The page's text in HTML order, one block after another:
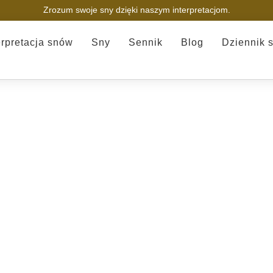
Zrozum swoje sny dzięki naszym interpretacjom.
snów Sny Sennik Blog Dziennik